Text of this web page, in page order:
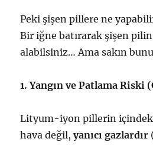
Peki şişen pillere ne
Bir iğne batırarak şişen pilin
alabilsiniz… Ama sakın
1. Yangın ve Patlama Riski
Lityum-iyon pillerin içindeki
hava değil,yanıcı gazlardır